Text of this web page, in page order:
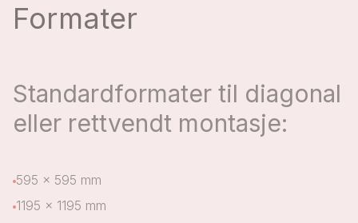
Formater
Standardformater til diagonal
eller rettvendt montasje:
595 x 595 mm
1195 x 1195 mm